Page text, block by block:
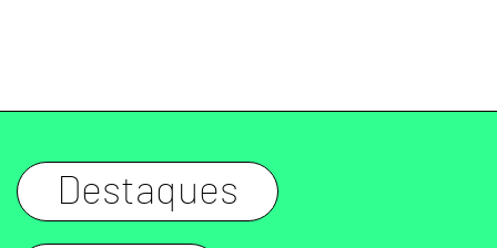
Destaques